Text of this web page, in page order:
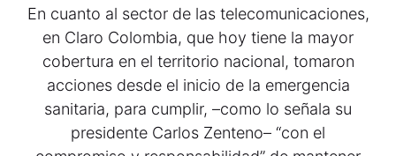
En cuanto al sector de las telecomunicaciones,
en Claro Colombia, que hoy tiene la mayor
cobertura en el territorio nacional, tomaron
acciones desde el inicio de la emergencia
sanitaria, para cumplir, –como lo señala su
presidente Carlos Zenteno– “con el